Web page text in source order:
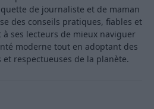
de journaliste et de maman
des conseils pratiques, fiables et
ses lecteurs de mieux naviguer
moderne tout en adoptant des
respectueuses de la planète.